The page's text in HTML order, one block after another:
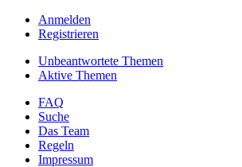
Anmelden
Registrieren
Unbeantwortete Themen
Aktive Themen
FAQ
Suche
Das Team
Regeln
Impressum